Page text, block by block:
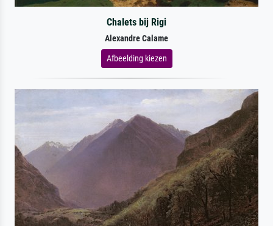
Chalets bij Rigi
Alexandre Calame
Afbeelding kiezen